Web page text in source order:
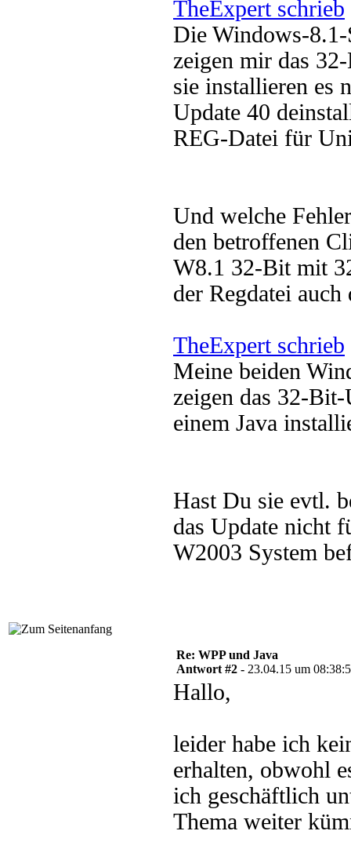
TheExpert schrieb
Die Windows-
zeigen mir das
sie installieren es
Update 40
REG-Datei für
Und welche
den betroffenen
W8.1 32-Bit mit
der Regdatei
TheExpert schrieb
Meine beiden
zeigen das 32-
einem Java
Hast Du sie evtl.
das Update nicht
W2003 System
Re: WPP und Java
Antwort #2 - 23.04.15 um
Hallo,
leider habe ich
erhalten, obwohl
ich geschäftlich
Thema weiter